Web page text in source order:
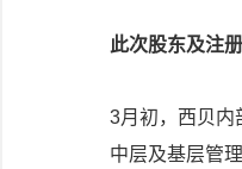
此次股东及注
3月初，西贝内
中层及基层管